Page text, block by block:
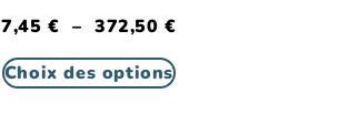
7,45€ – 372,50€
Choix des options